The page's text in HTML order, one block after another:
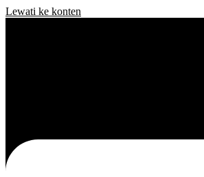
Lewati ke konten